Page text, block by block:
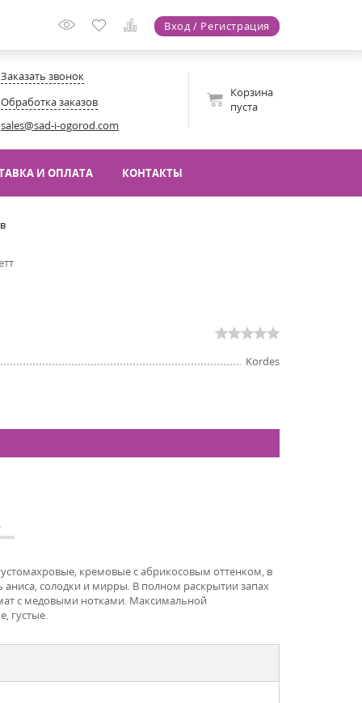
Вход / Регистрация
Заказать звонок
Обработка заказов
sales@sad-i-ogorod.com
Корзина
пуста
И ОПЛАТА КОНТАКТЫ
Kordes
кремовые с абрикосовым оттенком, в
солодки и мирры. В полном раскрытии запах
с медовыми нотками. Максимальной
густые.